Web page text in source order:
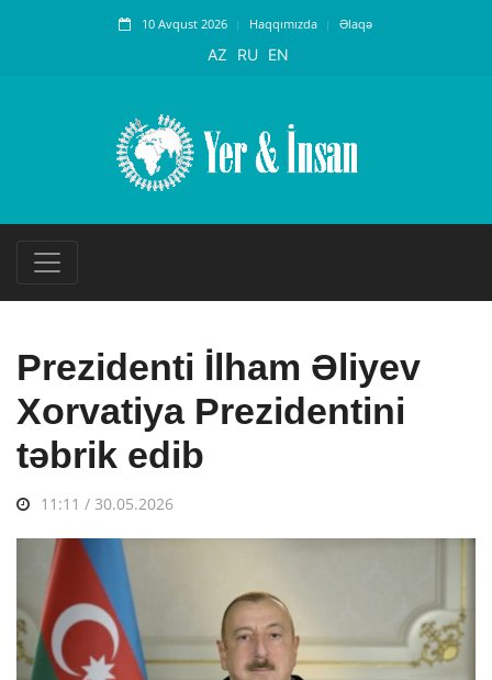
10 Avqust 2026 Haqqımızda Əlaqə
AZ RU EN
Prezidenti İlham Əliyev
Xorvatiya Prezidentini
təbrik edib
11:11 / 30.05.2026